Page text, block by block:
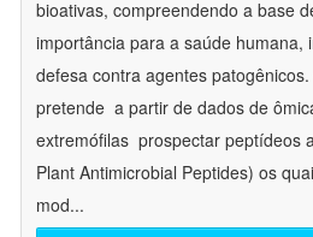
bioativas, compreendendo a base
importância para a saúde humana,
defesa contra agentes
pretende  a partir de dados de
extremófilas  prospectar peptídeos
Plant Antimicrobial Peptides) os
mod...